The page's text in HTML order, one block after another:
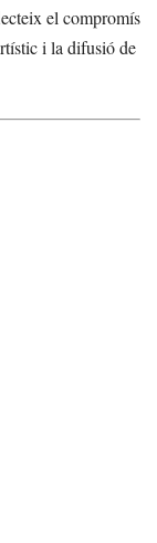
el compromís
i la difusió de